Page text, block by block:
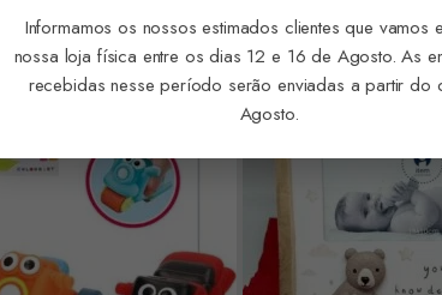
Informamos os nossos estimados clientes que vamos
nossa loja física entre os dias 12 e 16 de Agosto. As
recebidas nesse período serão enviadas a partir do
Agosto.